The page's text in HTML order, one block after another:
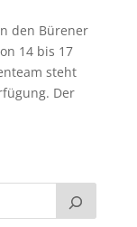
den Bürener
14 bis 17
steht
Der